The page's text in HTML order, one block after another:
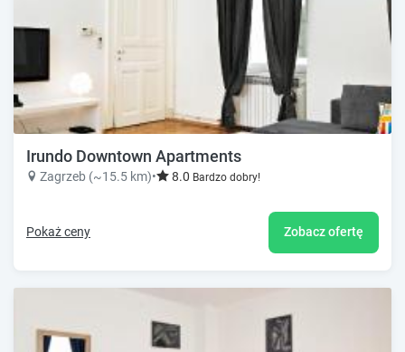
Irundo Downtown Apartments
Zagrzeb (~15.5 km)• 8.0 Bardzo dobry!
Pokaż ceny Zobacz ofertę